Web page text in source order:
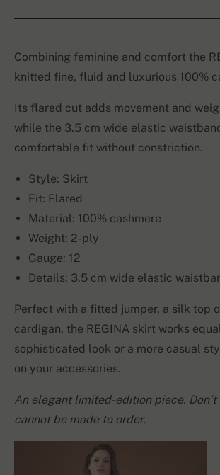
Combining feminine and comfort the
knitted fine, fluid and luxurious 100%
Its flared cut adds movement and
while the 3.5 cm wide elastic
comfortable fit without constriction.
Style: Skirt
Fit: Flared
Material: 100% cashmere
Weight: 2-ply
Gauge: 12
Details: 3.5 cm wide elastic
Perfect with a fitted jumper, a silk top
cardigan, the REGINA skirt works
sophisticated look or a more casual
on your accessories.
An elegant limited-edition piece.
cannot be made to order.